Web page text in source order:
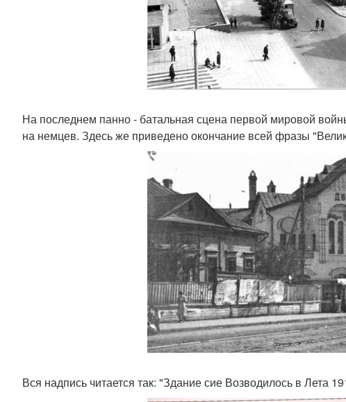
На последнем панно - батальная сцена первой мировой
на немцев. Здесь же приведено окончание всей фразы
Вся надпись читается так: "Здание сие Возводилось в Лета